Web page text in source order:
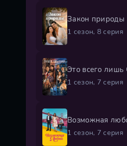
Закон природы
1 сезон, 8 серия
Это всего лишь
1 сезон, 7 серия
Возможная
1 сезон, 7 серия